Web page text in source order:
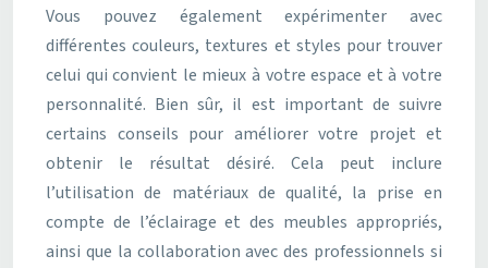
Vous pouvez également expérimenter avec
différentes couleurs, textures et styles pour trouver
celui qui convient le mieux à votre espace et à votre
personnalité. Bien sûr, il est important de suivre
certains conseils pour améliorer votre projet et
obtenir le résultat désiré. Cela peut inclure
l’utilisation de matériaux de qualité, la prise en
compte de l’éclairage et des meubles appropriés,
ainsi que la collaboration avec des professionnels si